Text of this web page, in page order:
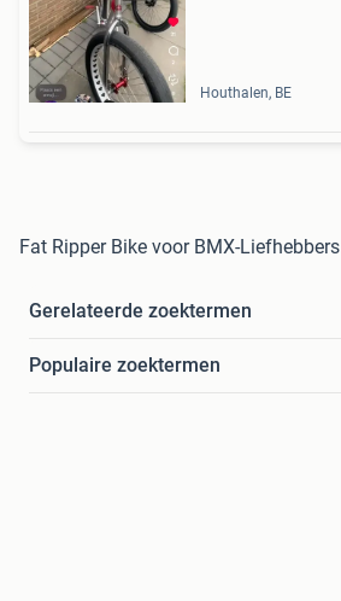
Houthalen, BE
Fat Ripper Bike voor BMX-Liefhebbers
Gerelateerde zoektermen
Populaire zoektermen